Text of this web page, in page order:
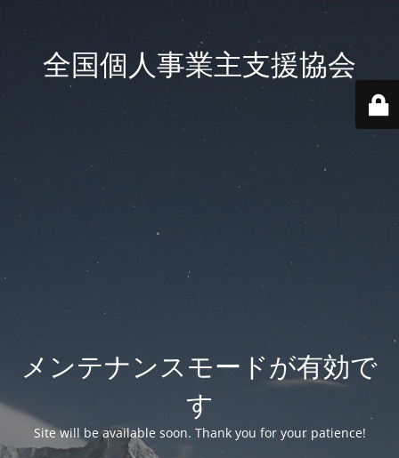
全国個人事業主支援協会
メンテナンスモードが有効で
す
Site will be available soon. Thank you for your patience!